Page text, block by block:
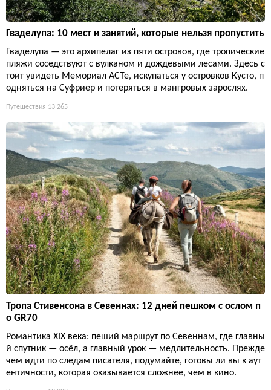
Гваделупа: 10 мест и занятий, которые нельзя пропустить
Гваделупа — это архипелаг из пяти островов, где тропические
пляжи соседствуют с вулканом и дождевыми лесами. Здесь с
тоит увидеть Мемориал ACTe, искупаться у островков Кусто, п
одняться на Суфриер и потеряться в мангровых зарослях.
Путешествия 13 265
Тропа Стивенсона в Севеннах: 12 дней пешком с ослом п
о GR70
Романтика XIX века: пеший маршрут по Севеннам, где главны
й спутник — осёл, а главный урок — медлительность. Прежде
чем идти по следам писателя, подумайте, готовы ли вы к аут
ентичности, которая оказывается сложнее, чем в кино.